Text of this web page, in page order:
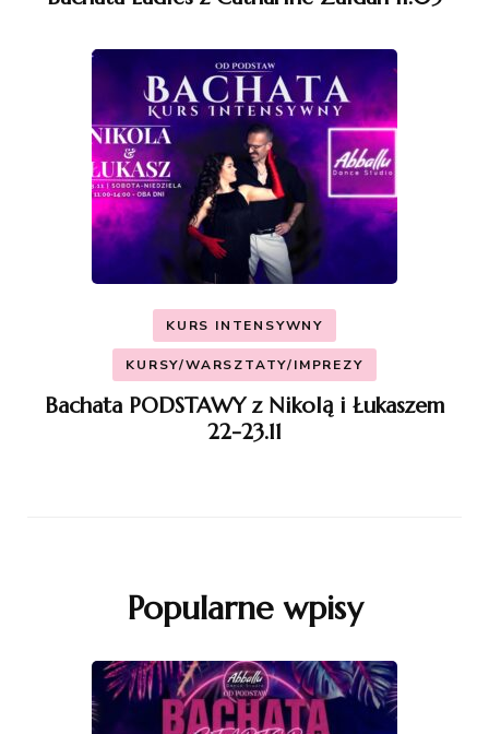
KURS INTENSYWNY
KURSY/WARSZTATY/IMPREZY
Bachata PODSTAWY z Nikolą i Łukaszem
22-23.11
Popularne wpisy